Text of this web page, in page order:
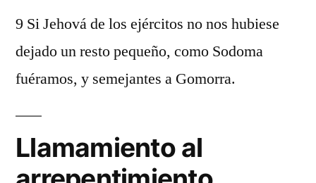
9 Si Jehová de los ejércitos no nos hubiese
dejado un resto pequeño, como Sodoma
fuéramos, y semejantes a Gomorra.
Llamamiento al